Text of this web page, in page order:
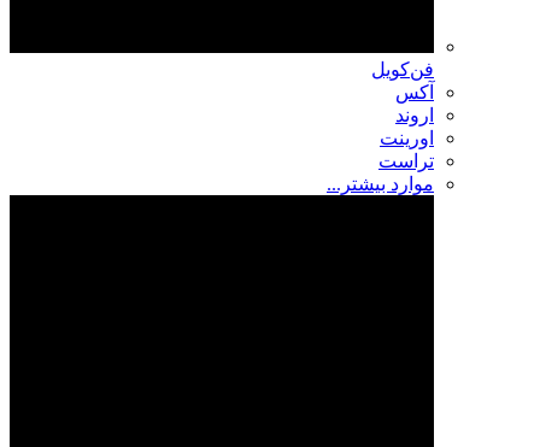
فن‌کویل
آکس
اروند
اورینت
تراست
موارد بیشتر...